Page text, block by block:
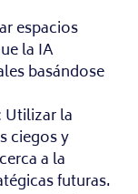
espacios
la IA
basándose
Utilizar la
ciegos y
a la
futuras.